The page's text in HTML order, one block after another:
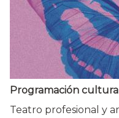
Programación
Teatro profesional y